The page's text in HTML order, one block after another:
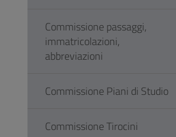
Commissione passaggi,
immatricolazioni,
abbreviazioni
Commissione Piani di Studio
Commissione Tirocini